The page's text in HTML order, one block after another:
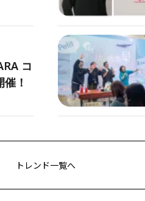
コ
！
トレンド一覧へ